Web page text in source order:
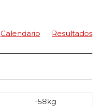
Calendario Resultados
-58kg